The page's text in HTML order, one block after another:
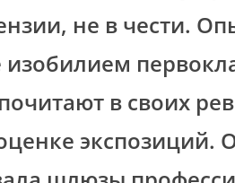
не в чести.
в своих
экспозиций.